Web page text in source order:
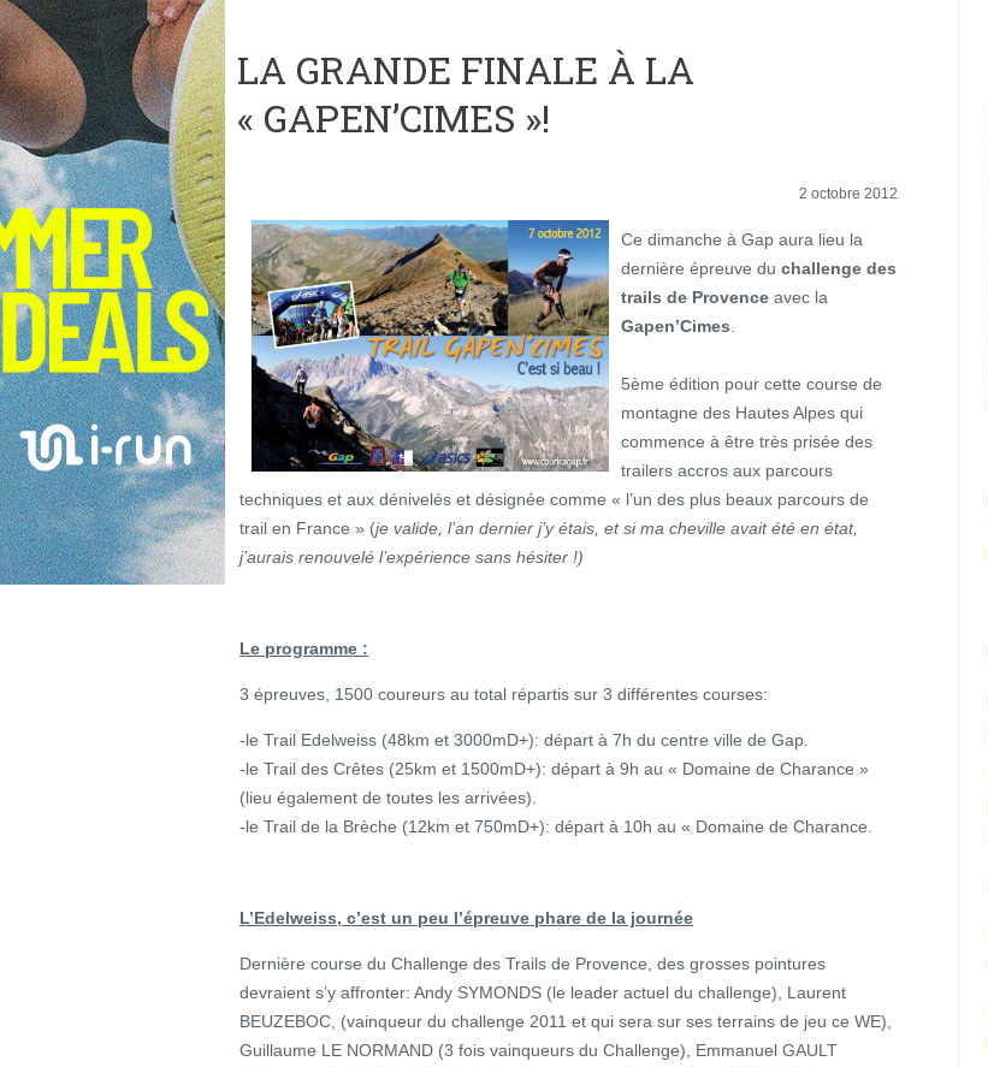
LA GRANDE FINALE À LA
« GAPEN’CIMES »!
2 octobre 2012
Ce dimanche à Gap aura lieu la
dernière épreuve du challenge des
trails de Provence avec la
Gapen’Cimes
5ème édition pour cette course de
montagne des Hautes Alpes qui
commence à être très prisée des
trailers accros aux parcours
techniques et aux dénivelés et désignée comme « l’un des plus beaux parcours de
trail en France » (je valide, l’an dernier j’y étais, et si ma cheville avait été en état,
j’aurais renouvelé l’expérience sans hésiter !)
Le programme :
3 épreuves, 1500 coureurs au total répartis sur 3 différentes courses:
-le Trail Edelweiss (48km et 3000mD+): départ à 7h du centre ville de Gap.
-le Trail des Crêtes (25km et 1500mD+): départ à 9h au « Domaine de Charance »
(lieu également de toutes les arrivées).
-le Trail de la Brèche (12km et 750mD+): départ à 10h au « Domaine de Charance.
L’Edelweiss, c’est un peu l’épreuve phare de la journée
Dernière course du Challenge des Trails de Provence, des grosses pointures
devraient s’y affronter: Andy SYMONDS (le leader actuel du challenge), Laurent
BEUZEBOC, (vainqueur du challenge 2011 et qui sera sur ses terrains de jeu ce WE),
Guillaume LE NORMAND (3 fois vainqueurs du Challenge), Emmanuel GAULT